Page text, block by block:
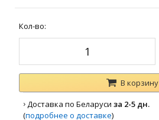
Кол-во:
В корзину
›Доставка по Беларуси за 2-5 дн.
(подробнее о доставке)